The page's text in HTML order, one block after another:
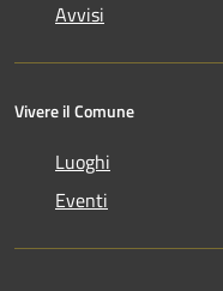
Avvisi
Vivere il Comune
Luoghi
Eventi